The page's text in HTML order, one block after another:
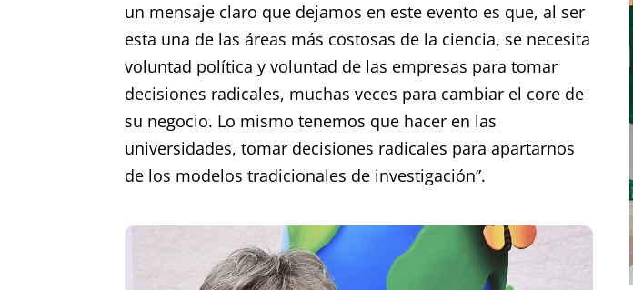
un mensaje claro que dejamos en este evento es que, al ser
esta una de las áreas más costosas de la ciencia, se necesita
voluntad política y voluntad de las empresas para tomar
decisiones radicales, muchas veces para cambiar el core de
su negocio. Lo mismo tenemos que hacer en las
universidades, tomar decisiones radicales para apartarnos
de los modelos tradicionales de investigación”.